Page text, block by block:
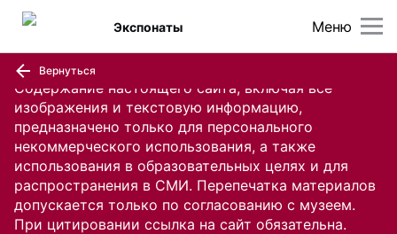
Содержание настоящего сайта, включая все
изображения и текстовую информацию,
предназначено только для персонального
некоммерческого использования, а также
использования в образовательных целях и для
распространения в СМИ. Перепечатка материалов
допускается только по согласованию с музеем.
При цитировании ссылка на сайт обязательна.
Меню
Экспонаты
Вернуться